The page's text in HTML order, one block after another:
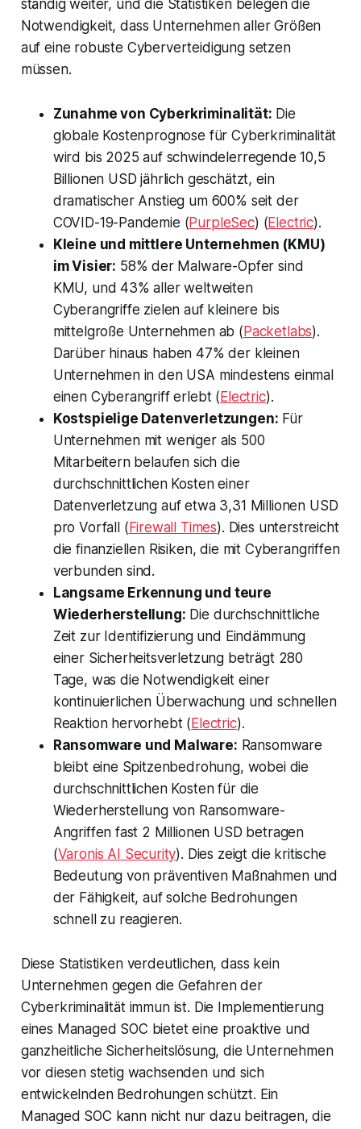
ständig weiter, und die Statistiken belegen die
Notwendigkeit, dass Unternehmen aller Größen
auf eine robuste Cyberverteidigung setzen
müssen.
Zunahme von Cyberkriminalität: Die
globale Kostenprognose für Cyberkriminalität
wird bis 2025 auf schwindelerregende 10,5
Billionen USD jährlich geschätzt, ein
dramatischer Anstieg um 600% seit der
COVID-19-Pandemie​ (PurpleSec)​​ (Electric)​.
Kleine und mittlere Unternehmen (KMU)
im Visier: 58% der Malware-Opfer sind
KMU, und 43% aller weltweiten
Cyberangriffe zielen auf kleinere bis
mittelgroße Unternehmen ab​ ( Packetlabs)​.
Darüber hinaus haben 47% der kleinen
Unternehmen in den USA mindestens einmal
einen Cyberangriff erlebt​ ( Electric)​.
Kostspielige Datenverletzungen: Für
Unternehmen mit weniger als 500
Mitarbeitern belaufen sich die
durchschnittlichen Kosten einer
Datenverletzung auf etwa 3,31 Millionen USD
pro Vorfall​ ( Firewall Times)​. Dies unterstreicht
die finanziellen Risiken, die mit Cyberangriffen
verbunden sind.
Langsame Erkennung und teure
Wiederherstellung: Die durchschnittliche
Zeit zur Identifizierung und Eindämmung
einer Sicherheitsverletzung beträgt 280
Tage, was die Notwendigkeit einer
kontinuierlichen Überwachung und schnellen
Reaktion hervorhebt​ ( Electric)​.
Ransomware und Malware: Ransomware
bleibt eine Spitzenbedrohung, wobei die
durchschnittlichen Kosten für die
Wiederherstellung von Ransomware-
Angriffen fast 2 Millionen USD betragen​
(Varonis AI Security)​. Dies zeigt die kritische
Bedeutung von präventiven Maßnahmen und
der Fähigkeit, auf solche Bedrohungen
schnell zu reagieren.
Diese Statistiken verdeutlichen, dass kein
Unternehmen gegen die Gefahren der
Cyberkriminalität immun ist. Die Implementierung
eines Managed SOC bietet eine proaktive und
ganzheitliche Sicherheitslösung, die Unternehmen
vor diesen stetig wachsenden und sich
entwickelnden Bedrohungen schützt. Ein
Managed SOC kann nicht nur dazu beitragen, die